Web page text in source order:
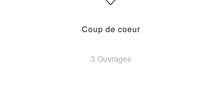
Coup de coeur
3 Ouvrages